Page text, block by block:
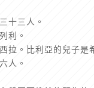
十三人。
利。
拉。比利亞的兒子是
人。